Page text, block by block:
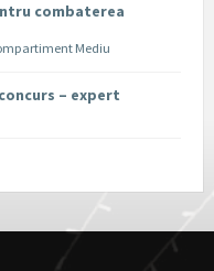
combaterea
Mediu
– expert